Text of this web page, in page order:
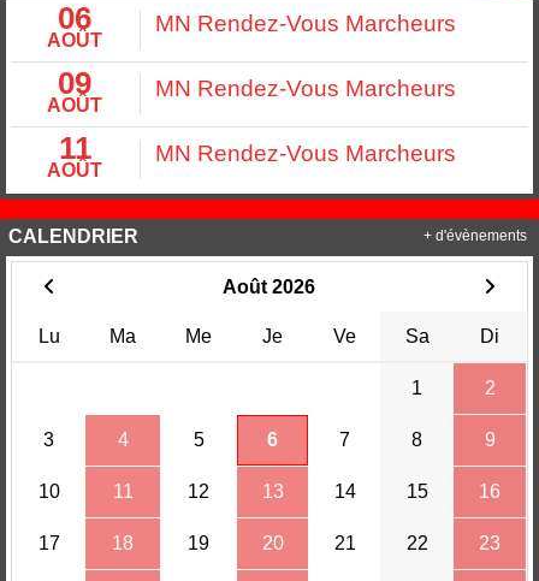
06
AOÛT
MN Rendez-Vous Marcheurs
09
AOÛT
MN Rendez-Vous Marcheurs
11
AOÛT
MN Rendez-Vous Marcheurs
CALENDRIER
Août 2026
Lu Ma Me Je Ve Sa Di
1 2
3 4 5 6 7 8 9
10 11 12 13 14 15 16
17 18 19 20 21 22 23
+ d'évènements